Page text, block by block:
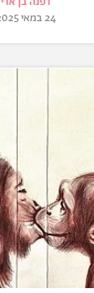
24 במאי 2025